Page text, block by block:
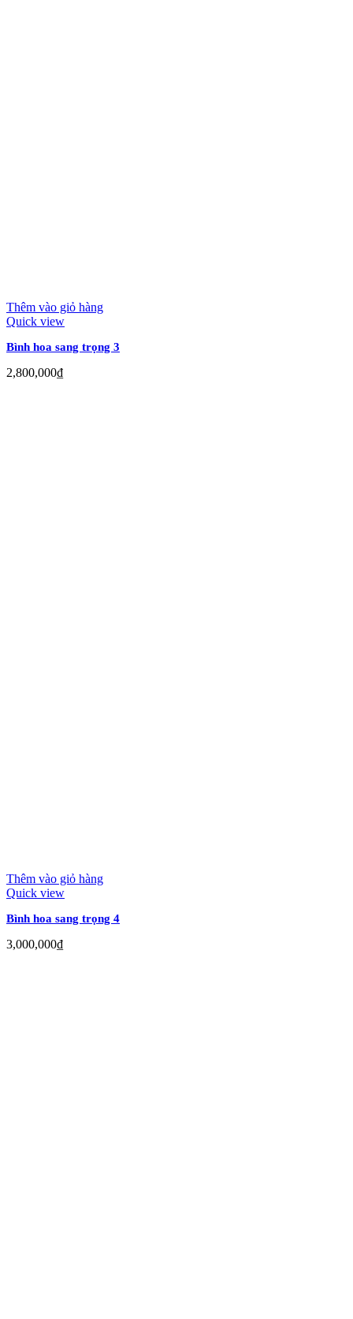
Thêm vào giỏ hàng
Quick view
Bình hoa sang trọng 3
2,800,000₫
Thêm vào giỏ hàng
Quick view
Bình hoa sang trọng 4
3,000,000₫